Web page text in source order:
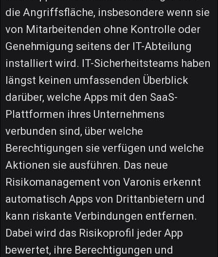
die Angriffsfläche, insbesondere wenn sie
von Mitarbeitenden ohne Kontrolle oder
Genehmigung seitens der IT-Abteilung
installiert wird. IT-Sicherheitsteams haben
längst keinen umfassenden Überblick
darüber, welche Apps mit den SaaS-
Plattformen ihres Unternehmens
verbunden sind, über welche
Berechtigungen sie verfügen und welche
Aktionen sie ausführen. Das neue
Risikomanagement von Varonis erkennt
automatisch Apps von Drittanbietern und
kann riskante Verbindungen entfernen.
Dabei wird das Risikoprofil jeder App
bewertet, ihre Berechtigungen und